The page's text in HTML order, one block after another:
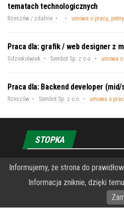
tematach technologicznych
Rzeszów / zdalnie umowa o pracę,
Praca dla: grafik / web designer z
Gdziekolwiek Sembot Sp. z o.o. umowa
Praca dla: Backend developer
Rzeszów Sembot Sp. z o.o. umowa o
STOPKA
O Fundacji PRZEkarpacie
Wykonanie portalu –
Informujemy, że strona do
Informacja zniknie, dzięki